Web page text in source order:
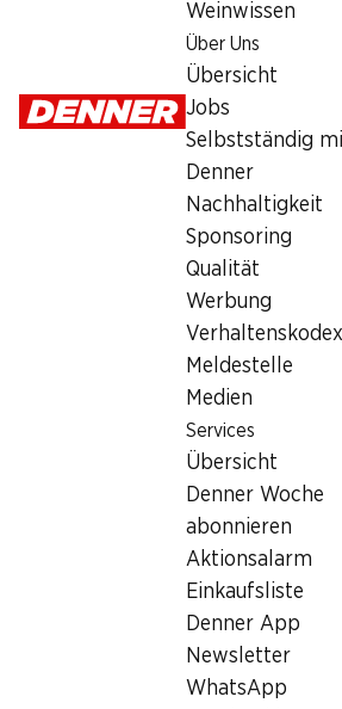
Weinwissen
Über Uns
Übersicht
Jobs
Selbstständig
Denner
Nachhaltigkeit
Sponsoring
Qualität
Werbung
Meldestelle
Medien
Services
Übersicht
Denner Woche
abonnieren
Aktionsalarm
Einkaufsliste
Denner App
Newsletter
WhatsApp
Dienstag
Besondere Öffnungszeiten
Bargeldbezug mit Post - /